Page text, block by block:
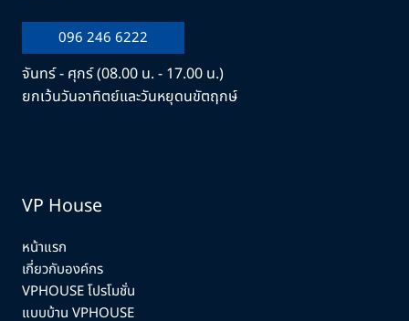
096 246 6222
จันทร์ - ศุกร์ (08.00 น. - 17.00 น.)
ยกเว้นวันอาทิตย์และวันหยุดนขัตฤกษ์
VP House
หน้าแรก
เกี่ยวกับองค์กร
VPHOUSE โปรโมชั่น
แบบบ้าน VPHOUSE